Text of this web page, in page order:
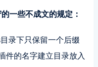
一些不成文的规定：
录下只保留一个后缀
件的名字建立目录放入